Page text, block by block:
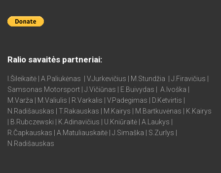
Ralio savaitės partneriai:
I.Šileikaitė | A.Paliukėnas | V.Jurkevičius | M.Stundžia | J.Firavičius |
Samsonas Motorsport | J.Vičiūnas | E.Buivydas | A.Ivoška |
M.Varža | M.Valiulis | R.Varkalis | V.Padegimas | D.Ketvirtis |
N.Radišauskas | T.Rakauskas | M.Kairys | M.Bartkuvėnas | K.Kairys
| B.Rubczewski | K.Adinavičius | U.Kniūraitė | A.Laukys |
R.Čapkauskas | A.Matuliauskaitė | J.Simaška | S.Zurlys |
N.Radišauskas